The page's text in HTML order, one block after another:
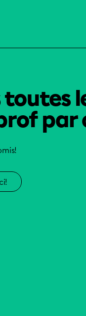
toutes
par